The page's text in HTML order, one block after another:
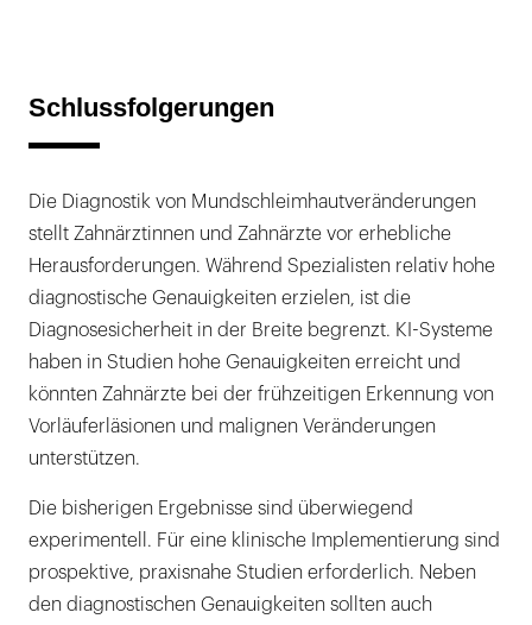
Schlussfolgerungen
Die Diagnostik von Mundschleimhautveränderungen
stellt Zahnärztinnen und Zahnärzte vor erhebliche
Herausforderungen. Während Spezialisten relativ hohe
diagnostische Genauigkeiten erzielen, ist die
Diagnosesicherheit in der Breite begrenzt. KI-Systeme
haben in Studien hohe Genauigkeiten erreicht und
könnten Zahnärzte bei der frühzeitigen Erkennung von
Vorläuferläsionen und malignen Veränderungen
unterstützen.
Die bisherigen Ergebnisse sind überwiegend
experimentell. Für eine klinische Implementierung sind
prospektive, praxisnahe Studien erforderlich. Neben
den diagnostischen Genauigkeiten sollten auch